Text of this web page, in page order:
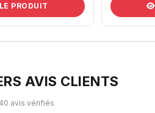
PRODUIT
AVIS CLIENTS
40 avis vérifiés